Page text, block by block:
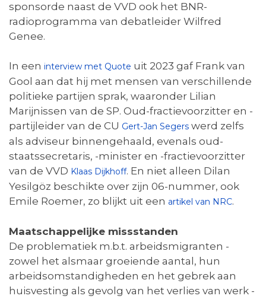
sponsorde naast de VVD ook het BNR-
radioprogramma van debatleider Wilfred
Genee.
In een interview met Quote uit 2023 gaf Frank van
Gool aan dat hij met mensen van verschillende
politieke partijen sprak, waaronder Lilian
Marijnissen van de SP. Oud-fractievoorzitter en -
partijleider van de CU Gert-Jan Segers werd zelfs
als adviseur binnengehaald, evenals oud-
staatssecretaris, -minister en -fractievoorzitter
van de VVD Klaas Dijkhoff. En niet alleen Dilan
Yesilgöz beschikte over zijn 06-nummer, ook
Emile Roemer, zo blijkt uit een artikel van NRC.
Maatschappelijke missstanden
De problematiek m.b.t. arbeidsmigranten -
zowel het alsmaar groeiende aantal, hun
arbeidsomstandigheden en het gebrek aan
huisvesting als gevolg van het verlies van werk -